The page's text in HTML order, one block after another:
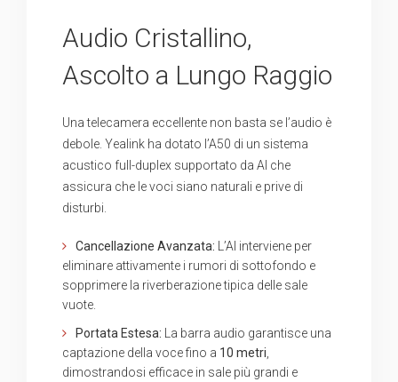
Audio Cristallino,
Ascolto a Lungo Raggio
Una telecamera eccellente non basta se l’audio è
debole. Yealink ha dotato l’A50 di un sistema
acustico full-duplex supportato da AI che
assicura che le voci siano naturali e prive di
disturbi.
Cancellazione Avanzata: L’AI interviene per
eliminare attivamente i rumori di sottofondo e
sopprimere la riverberazione tipica delle sale
vuote.
Portata Estesa: La barra audio garantisce una
captazione della voce fino a 10 metri
dimostrandosi efficace in sale più grandi e